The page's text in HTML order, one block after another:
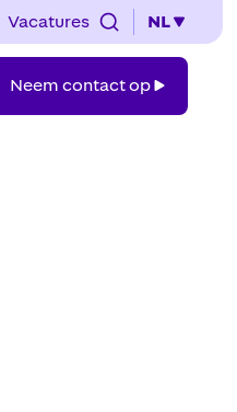
Vacatures NL
contact
Neem contact op